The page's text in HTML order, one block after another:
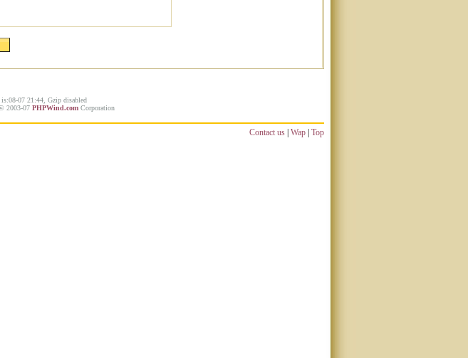
07 21:44, Gzip disabled
2003-07 PHPWind.com Corporation
Contact us | Wap | Top